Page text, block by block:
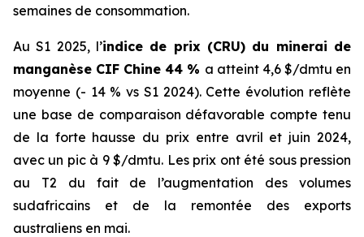
semaines de consommation.
Au S1 2025, l’indice de prix (CRU) du minerai de
manganèse CIF Chine 44 % a atteint 4,6 $/dmtu en
moyenne (- 14 % vs S1 2024). Cette évolution reflète
une base de comparaison défavorable compte tenu
de la forte hausse du prix entre avril et juin 2024,
avec un pic à 9 $/dmtu. Les prix ont été sous pression
au T2 du fait de l’augmentation des volumes
sudafricains et de la remontée des exports
australiens en mai.